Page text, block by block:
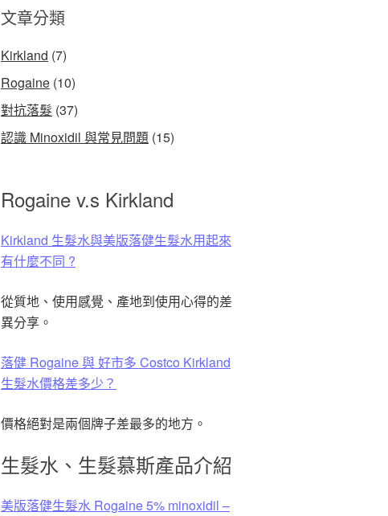
文章分類
Kirkland (7)
Rogaine (10)
對抗落髮 (37)
認識 Minoxidil 與常見問題 (15)
Rogaine v.s Kirkland
Kirkland 生髮水與美版落健生髮水用起來
有什麼不同 ?
從質地、使用感覺、產地到使用心得的差
異分享。
落健 Rogaine 與 好市多 Costco Kirkland
生髮水價格差多少？
價格絕對是兩個牌子差最多的地方。
生髮水、生髮慕斯產品介紹
美版落健生髮水 Rogaine 5% minoxidil –